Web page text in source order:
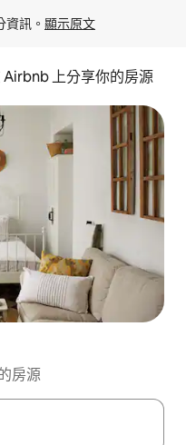
訊。 顯示原文
Airbnb 上分享你的房源
房源
下箭頭，或輕點、滑動裝置。